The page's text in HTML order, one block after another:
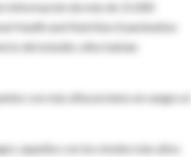
información de más de 15.000
Health and Nutrition Examination
del estudio; ellos habían
con más alfacaroteno en sangre al
aquellos con los niveles más altos